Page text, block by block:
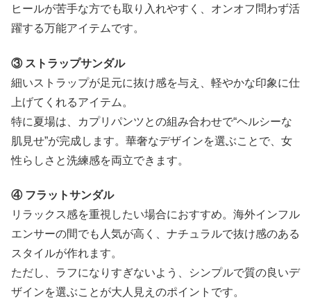
ヒールが苦手な方でも取り入れやすく、オンオフ問わず活
躍する万能アイテムです。
③ ストラップサンダル
細いストラップが足元に抜け感を与え、軽やかな印象に仕
上げてくれるアイテム。
特に夏場は、カプリパンツとの組み合わせで“ヘルシーな
肌見せ”が完成します。華奢なデザインを選ぶことで、女
性らしさと洗練感を両立できます。
④ フラットサンダル
リラックス感を重視したい場合におすすめ。海外インフル
エンサーの間でも人気が高く、ナチュラルで抜け感のある
スタイルが作れます。
ただし、ラフになりすぎないよう、シンプルで質の良いデ
ザインを選ぶことが大人見えのポイントです。